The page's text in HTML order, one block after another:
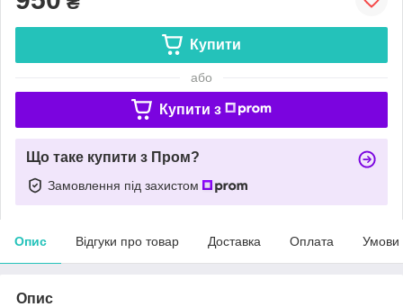
Купити
або
Купити з
Що таке купити з Пром?
Замовлення під захистом
Опис Відгуки про товар Доставка Оплата Умови
Опис